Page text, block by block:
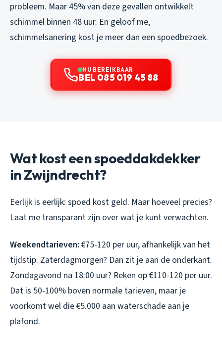
probleem. Maar 45% van deze gevallen ontwikkelt
schimmel binnen 48 uur. En geloof me,
schimmelsanering kost je meer dan een spoedbezoek.
NU BEREIKBAAR
BEL 085 019 45 88
Wat kost een spoeddakdekker
in Zwijndrecht?
Eerlijk is eerlijk: spoed kost geld. Maar hoeveel precies?
Laat me transparant zijn over wat je kunt verwachten.
Weekendtarieven: €75-120 per uur, afhankelijk van het
tijdstip. Zaterdagmorgen? Dan zit je aan de onderkant.
Zondagavond na 18:00 uur? Reken op €110-120 per uur.
Dat is 50-100% boven normale tarieven, maar je
voorkomt wel die €5.000 aan waterschade aan je
plafond.